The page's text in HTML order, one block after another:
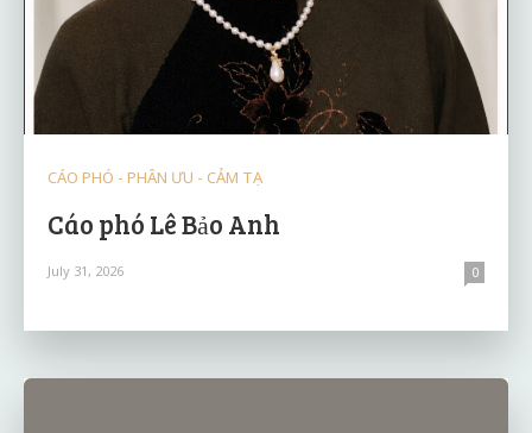
CÁO PHÓ - PHÂN ƯU - CẢM TẠ
Cáo phó Lê Bảo Anh
July 31, 2026 0